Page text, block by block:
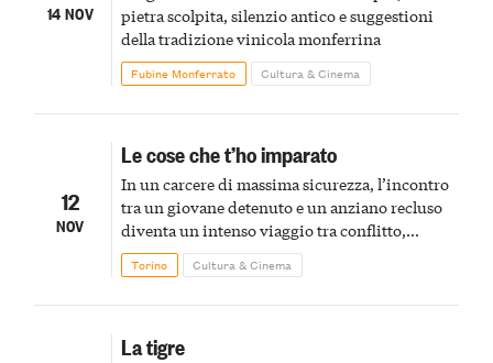
14 NOV
pietra scolpita, silenzio antico e suggestioni
della tradizione vinicola monferrina
Fubine Monferrato Cultura & Cinema
12
NOV
Le cose che t’ho imparato
In un carcere di massima sicurezza, l’incontro
tra un giovane detenuto e un anziano recluso
diventa un intenso viaggio tra conflitto,
fragilità e la sorprendente possibilità di
cambiare
Torino Cultura & Cinema
La tigre